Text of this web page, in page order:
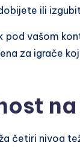
ili
pod vašom
za igrače
četiri nivoa